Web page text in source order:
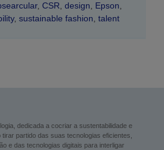
, CSR, design, Epson,
, sustainable fashion, talent
dedicada a cocriar a sustentabilidade e
partido das suas tecnologias eficientes,
e das tecnologias digitais para interligar